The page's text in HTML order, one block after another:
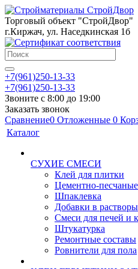
Торговый объект "СтройДвор"
г.Киржач, ул. Наседкинская 1б
+7(961)250-13-33
+7(961)250-13-33
Звоните с 8:00 до 19:00
Заказать звонок
Сравнение0 Отложенные 0
Каталог
СУХИЕ СМЕСИ
Клей для плитки
Цементно-
Шпаклевка
Добавки в растворы
Смеси для печей и
Штукатурка
Ремонтные составы
Ровнители для пола